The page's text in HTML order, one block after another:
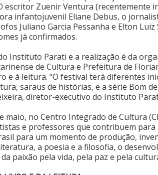
escritor Zuenir Ventura (recentemente
infantojuvenil Eliane Debus, o
Juliano Garcia Pessanha e Elton
já confirmados.
Instituto Parati e a realização é da
de Cultura e Prefeitura de
e à leitura. "O festival terá diferentes
saraus de histórias, e a série Bom
diretor-executivo do Instituto
maio, no Centro Integrado de Cultura
e professores que contribuem para
para um momento de produção,
a poesia e a filosofia, o
paixão pela vida, pela paz e pela